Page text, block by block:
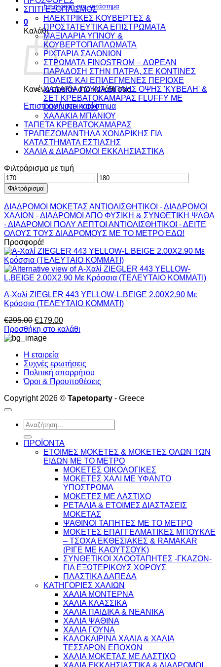
Επιστροφή στο κατάστημα
0
Καλάθι
Κανένα προϊόν στο καλάθι σας.
Επιστροφή στο κατάστημα
ΣΠΙΤΙ ΕΞΟΠΛΙΣΜΟΣ
ΗΛΕΚΤΡΙΚΕΣ ΚΟΥΒΕΡΤΕΣ &
ΠΡΟΣΤΑΤΕΥΤΙΚΑ ΕΠΙΣΤΡΩΜΑΤΑ
ΜΑΞΙΛΑΡΙΑ ΥΠΝΟΥ &
ΚΟΥΒΕΡΤΟΠΑΠΛΩΜΑΤΑ
ΡΙΧΤΑΡΙΑ ΣΑΛΟΝΙΩΝ
ΣΤΡΩΜΑΤΑ FINOSTROM – ΔΩΡΕΑΝ
ΠΑΡΑΔΟΣΗ ΣΤΗΝ ΠΑΤΡΑ, ΣΕ ΚΟΝΤΙΝΕΣ
ΠΟΛΕΙΣ ΚΑΙ ΕΠΙΛΕΓΜΕΝΕΣ ΠΕΡΙΟΧΕ
ΧΑΛΑΚΙΑ ΓΟΥΝΑ ΔΙΠΛΗΣ ΟΨΗΣ 'ΚΥΒΕΛΗ' &
ΣΕΤ ΚΡΕΒΑΤΟΚΑΜΑΡΑΣ FLUFFY ΜΕ
ΓΟΥΝΙΝΗ ΥΦΗ
ΧΑΛΑΚΙΑ ΜΠΑΝΙΟΥ
ΤΑΠΕΤΑ ΚΡΕΒΑΤΟΚΑΜΑΡΑΣ
ΤΡΑΠΕΖΟΜΑΝΤΗΛΑ ΧΟΝΔΡΙΚΗΣ ΓΙΑ
ΚΑΤΑΣΤΗΜΑΤΑ ΕΣΤΙΑΣΗΣ
ΧΑΛΙΑ & ΔΙΑΔΡΟΜΟΙ ΕΚΚΛΗΣΙΑΣΤΙΚΑ
Φιλτράρισμα με τιμή
Ελάχιστη
τιμή
Μέγιστη
τιμή
Φιλτράρισμα
ΔΙΑΔΡΟΜΟΙ ΜΟΚΕΤΑΣ ΑΝΤΙΟΛΙΣΘΗΤΙΚΟΙ - ΔΙΑΔΡΟΜΟΙ
ΧΑΛΙΩΝ - ΔΙΑΔΡΟΜΟΙ ΑΠΟ ΦΥΣΙΚΗ & ΣΥΝΘΕΤΙΚΗ ΨΑΘΑ
- ΔΙΑΔΡΟΜΟΙ ΠΟΛΥ ΛΕΠΤΟΙ ΑΝΤΙΟΛΙΣΘΗΤΙΚΟΙ - ΔΕΙΤΕ
ΟΛΟΥΣ ΤΟΥΣ ΔΙΑΔΡΟΜΟΥΣ ΜΕ ΤΟ ΜΕΤΡΟ ΕΔΩ!
Προσφορά!
Α-Χαλί ZIEGLER 443 YELLOW-L.BEIGE 2.00Χ2.90 Με
Κρόσσια (ΤΕΛΕΥΤΑΙΟ ΚΟΜΜΑΤΙ)
€295.00 Original
price
was:
€179.00Η
τρέχουσα
Προσθήκη στο καλάθι
Η εταιρεία
Συχνές ερωτήσεις
Πολιτική απορρήτου
Όροι & Προυποθέσεις
Copyright 2026 © Tapetoparty - Greece
Αναζήτηση
για:
ΠΡΟΪΟΝΤΑ
ΕΤΟΙΜΕΣ ΜΟΚΕΤΕΣ & ΜΟΚΕΤΕΣ ΟΛΩΝ ΤΩΝ
ΕΙΔΩΝ ME TO ΜΕΤΡΟ
ΜΟΚΕΤΕΣ ΟΙΚΟΛΟΓΙΚΕΣ
ΜΟΚΕΤΕΣ ΧΑΛΙ ΜΕ ΥΦΑΝΤΟ
ΥΠΟΣΤΡΩΜΑ
ΜΟΚΕΤΕΣ ΜΕ ΛΑΣΤΙΧΟ
ΡΕΤΑΛΙΑ & ΕΤΟΙΜΕΣ ΔΙΑΣΤΑΣΕΙΣ
ΜΟΚΕΤΑΣ
ΨΑΘINΟΙ ΤΑΠΗΤΕΣ ΜΕ ΤΟ ΜΕΤΡΟ
ΜΟΚΕΤΕΣ ΕΠΑΓΓΕΛΜΑΤΙΚΕΣ ΜΠΟΥΚΛΕ
– ΤΣΟΧΑ ΕΚΘΕΣΙΑΚΕΣ & RAMAKAR
(ΡΙΓΕ ΜΕ ΚΑΟΥΤΣΟΥΚ)
ΣΥΝΘΕΤΙΚΟΙ ΧΛΟΟΤΑΠΗΤΕΣ -ΓΚΑΖΟΝ-
ΓΙΑ ΕΞΩΤΕΡΙΚΟΥΣ ΧΩΡΟΥΣ
ΠΛΑΣΤΙΚΑ ΔΑΠΕΔΑ
ΚΑΤΗΓΟΡΙΕΣ ΧΑΛΙΩΝ
ΧΑΛΙΑ ΜΟΝΤΕΡΝΑ
ΧΑΛΙΑ ΚΛΑΣΣΙΚΑ
ΧΑΛΙΑ ΠΑΙΔΙΚΑ & ΝΕΑΝΙΚΑ
ΧΑΛΙΑ ΨΑΘΙΝΑ
ΧΑΛΙΑ ΓΟΥΝΑ
ΚΑΛΟΚΑΙΡΙΝΑ ΧΑΛΙΑ & ΧΑΛΙΑ
ΤΕΣΣΑΡΩΝ ΕΠΟΧΩΝ
ΧΑΛΙΑ ΜΟΚΕΤΑΣ ΜΕ ΛΑΣΤΙΧΟ
ΧΑΛΙΑ ΕΚΚΛΗΣΙΑΣΤΙΚΑ & ΔΙΑΔΡΟΜΟΙ